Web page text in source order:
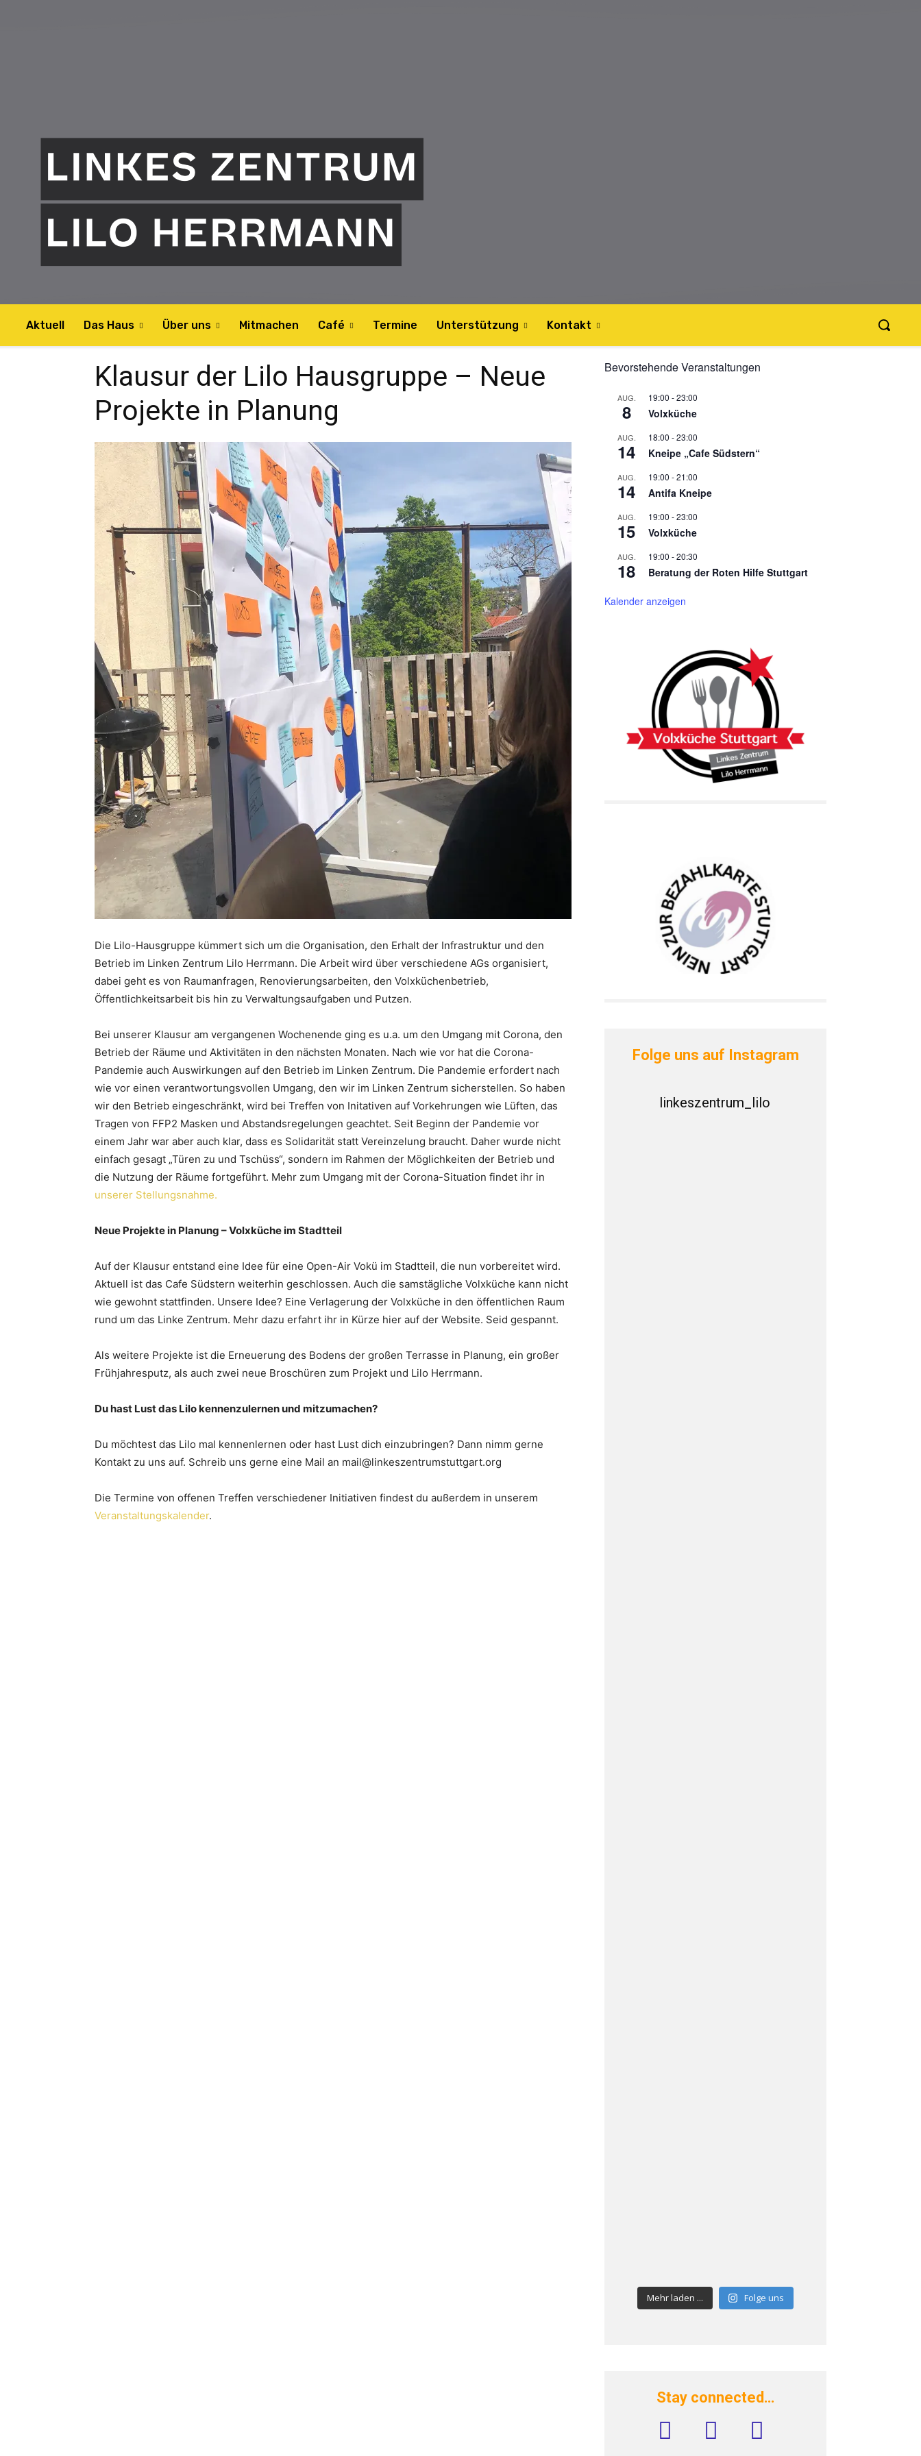
Aktuell Das Haus Über uns Mitmachen Café Termine Unterstützung Kontakt
Klausur der Lilo Hausgruppe – Neue
Projekte in Planung
Die Lilo-Hausgruppe kümmert sich um die Organisation, den Erhalt der Infrastruktur und den
Betrieb im Linken Zentrum Lilo Herrmann. Die Arbeit wird über verschiedene AGs organisiert,
dabei geht es von Raumanfragen, Renovierungsarbeiten, den Volxküchenbetrieb,
Öffentlichkeitsarbeit bis hin zu Verwaltungsaufgaben und Putzen.
Bei unserer Klausur am vergangenen Wochenende ging es u.a. um den Umgang mit Corona, den
Betrieb der Räume und Aktivitäten in den nächsten Monaten. Nach wie vor hat die Corona-
Pandemie auch Auswirkungen auf den Betrieb im Linken Zentrum. Die Pandemie erfordert nach
wie vor einen verantwortungsvollen Umgang, den wir im Linken Zentrum sicherstellen. So haben
wir den Betrieb eingeschränkt, wird bei Treffen von Initativen auf Vorkehrungen wie Lüften, das
Tragen von FFP2 Masken und Abstandsregelungen geachtet. Seit Beginn der Pandemie vor
einem Jahr war aber auch klar, dass es Solidarität statt Vereinzelung braucht. Daher wurde nicht
einfach gesagt „Türen zu und Tschüss“, sondern im Rahmen der Möglichkeiten der Betrieb und
die Nutzung der Räume fortgeführt. Mehr zum Umgang mit der Corona-Situation findet ihr in
unserer Stellungsnahme.
Neue Projekte in Planung – Volxküche im Stadtteil
Auf der Klausur entstand eine Idee für eine Open-Air Vokü im Stadtteil, die nun vorbereitet wird.
Aktuell ist das Cafe Südstern weiterhin geschlossen. Auch die samstägliche Volxküche kann nicht
wie gewohnt stattfinden. Unsere Idee? Eine Verlagerung der Volxküche in den öffentlichen Raum
rund um das Linke Zentrum. Mehr dazu erfahrt ihr in Kürze hier auf der Website. Seid gespannt.
Als weitere Projekte ist die Erneuerung des Bodens der großen Terrasse in Planung, ein großer
Frühjahresputz, als auch zwei neue Broschüren zum Projekt und Lilo Herrmann.
Du hast Lust das Lilo kennenzulernen und mitzumachen?
Du möchtest das Lilo mal kennenlernen oder hast Lust dich einzubringen? Dann nimm gerne
Kontakt zu uns auf. Schreib uns gerne eine Mail an mail@linkeszentrumstuttgart.org
Die Termine von offenen Treffen verschiedener Initiativen findest du außerdem in unserem
Veranstaltungskalender.
Bevorstehende Veranstaltungen
AUG.
8
19:00 -23:00
Volxküche
AUG.
14
18:00 -23:00
Kneipe „Cafe Südstern“
AUG.
14
19:00 -21:00
Antifa Kneipe
AUG.
15
19:00 -23:00
Volxküche
AUG.
18
19:00 -20:30
Beratung der Roten Hilfe Stuttgart
Kalender anzeigen
Folge uns auf Instagram
linkeszentrum_lilo
Mehr laden ... Folge uns
Stay connected…
facebook instagram